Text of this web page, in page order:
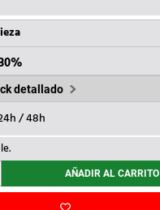
detallado
/ 48h
AÑADIR AL CARRITO